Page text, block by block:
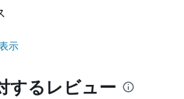
示
するレビュー